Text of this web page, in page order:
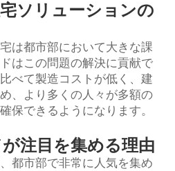
ソリューションの
は都市部において大きな課
はこの問題の解決に貢献で
べて製造コストが低く、建
、より多くの人々が多額の
保できるようになります。
注目を集める理由
都市部で非常に人気を集め